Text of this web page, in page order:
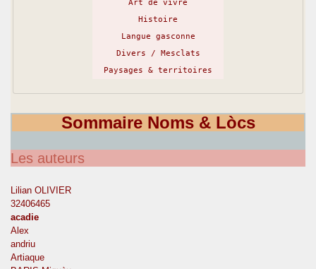
Art de vivre
Histoire
Langue gasconne
Divers / Mesclats
Paysages & territoires
Sommaire Noms & Lòcs
Les auteurs
Lilian OLIVIER
32406465
acadie
Alex
andriu
Artiaque